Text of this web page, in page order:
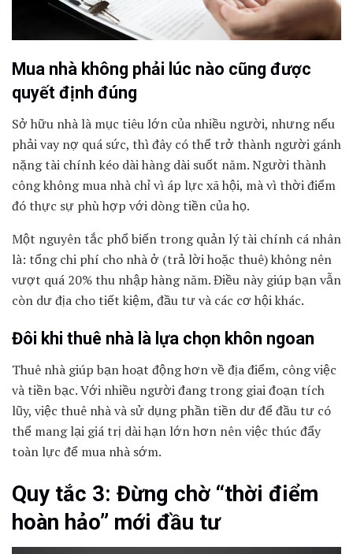
Mua nhà không phải lúc nào cũng được
quyết định đúng
Sở hữu nhà là mục tiêu lớn của nhiều người, nhưng nếu
phải vay nợ quá sức, thì đây có thể trở thành người gánh
nặng tài chính kéo dài hàng dài suốt năm. Người thành
công không mua nhà chỉ vì áp lực xã hội, mà vì thời điểm
đó thực sự phù hợp với dòng tiền của họ.
Một nguyên tắc phổ biến trong quản lý tài chính cá nhân
là: tổng chi phí cho nhà ở (trả lời hoặc thuê) không nên
vượt quá 20% thu nhập hàng năm. Điều này giúp bạn vẫn
còn dư địa cho tiết kiệm, đầu tư và các cơ hội khác.
Đôi khi thuê nhà là lựa chọn khôn ngoan
Thuê nhà giúp bạn hoạt động hơn về địa điểm, công việc
và tiền bạc. Với nhiều người đang trong giai đoạn tích
lũy, việc thuê nhà và sử dụng phần tiền dư để đầu tư có
thể mang lại giá trị dài hạn lớn hơn nên việc thúc đẩy
toàn lực để mua nhà sớm.
Quy tắc 3: Đừng chờ “thời điểm
hoàn hảo” mới đầu tư